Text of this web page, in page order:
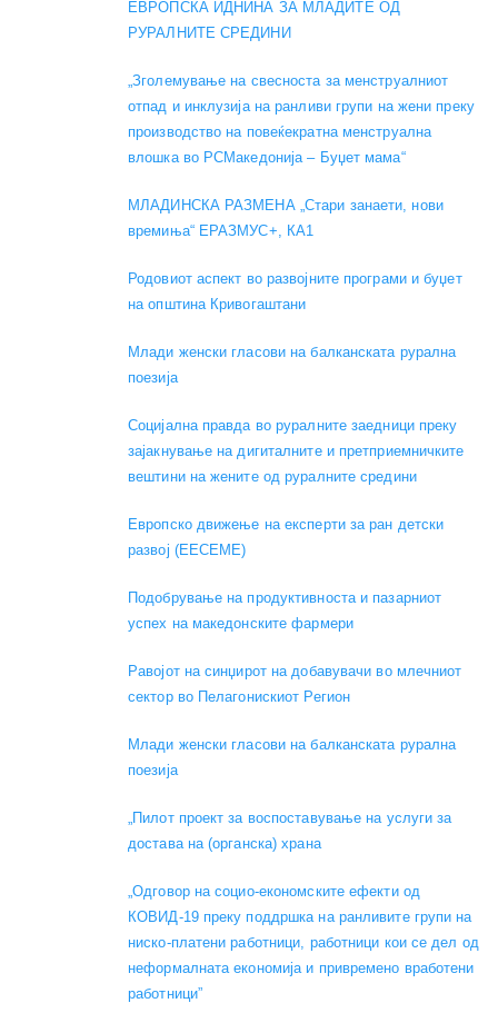
ЕВРОПСКА ИДНИНА ЗА МЛАДИТЕ ОД
РУРАЛНИТЕ СРЕДИНИ
„Зголемување на свесноста за менструалниот
отпад и инклузија на ранливи групи на жени преку
производство на повеќекратна менструална
влошка во РСМакедонија – Буџет мама“
МЛАДИНСКА РАЗМЕНА „Стари занаети, нови
времиња“ ЕРАЗМУС+, КА1
Родовиот аспект во развојните програми и буџет
на општина Кривогаштани
Mлади женски гласови на балканската рурална
поезија
Социјална правда во руралните заедници преку
зајакнување на дигиталните и претприемничките
вештини на жените од руралните средини
Европско движење на експерти за ран детски
развој (EECEME)
Подобрување на продуктивноста и пазарниот
успех на македонските фармери
Равојот на синџирот на добавувачи во млечниот
сектор во Пелагонискиот Регион
Mлади женски гласови на балканската рурална
поезија
„Пилот проект за воспоставување на услуги за
достава на (органска) храна
„Одговор на социо-економските ефекти од
КОВИД-19 преку поддршка на ранливите групи на
ниско-платени работници, работници кои се дел од
неформалната економија и привремено вработени
работници”